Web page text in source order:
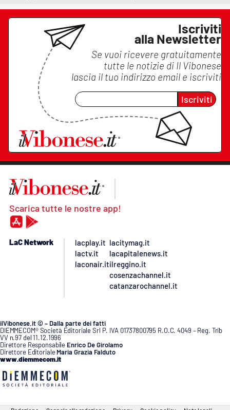
Iscriviti
alla Newsletter
Se vuoi ricevere gratuitamente
tutte le notizie di Il Vibonese
lascia il tuo indirizzo email e iscriviti
Iscriviti
Scarica tutte le nostre app!
LaC Network
lacplay.it
lactv.it
laconair.it
lacitymag.it
lacapitalenews.it
ilreggino.it
cosenzachannel.it
catanzarochannel.it
ilVibonese.it © – Dalla parte dei fatti
DIEMMECOM® Società Editoriale Srl P. IVA 01737800795 R.O.C. 4049 – Reg. Trib
VV n.97 del 11.12.1996
Direttore Responsabile Enrico De Girolamo
Direttore Editoriale Maria Grazia Falduto
www.diemmecom.it